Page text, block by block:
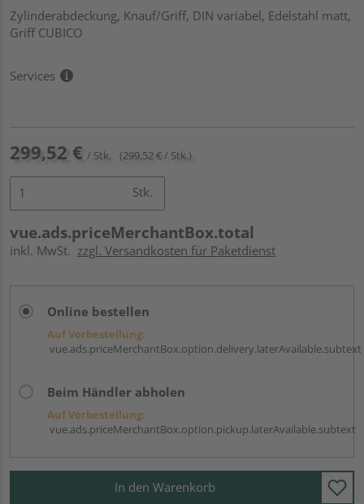
Zylinderabdeckung, Knauf/Griff, DIN variabel, Edelstahl matt,
Griff CUBICO
Services
299,52 € / Stk. (299,52 € / Stk.)
Stk.
vue.ads.priceMerchantBox.total
inkl. MwSt. zzgl. Versandkosten für Paketdienst
Online bestellen
Auf Vorbestellung:
vue.ads.priceMerchantBox.option.delivery.laterAvailable.subtext
Beim Händler abholen
Auf Vorbestellung:
vue.ads.priceMerchantBox.option.pickup.laterAvailable.subtext
In den Warenkorb